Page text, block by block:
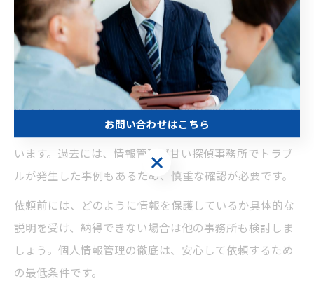
は、地域の評判や信頼が大きく影響するため、情報管理
の徹底が求められます。
情報漏洩や第三者への無断提供を防ぐため、秘密保持契
約（NDA）やプライバシーポリシーの説明があるか必ず
確認しましょう。口コミでも、個人情報の取り扱いにつ
いて明確に説明してくれる探偵事務所が高く評価されて
います。過去には、情報管理が甘い探偵事務所でトラブ
ルが発生した事例もあるため、慎重な確認が必要です。
依頼前には、どのように情報を保護しているか具体的な
説明を受け、納得できない場合は他の事務所も検討しま
しょう。個人情報管理の徹底は、安心して依頼するため
の最低条件です。
お問い合わせはこちら
お問い合わせはこちら